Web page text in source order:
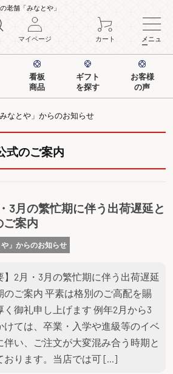
老舗「みなとや」
マイページ カート メニュ
ー
看板
商品
ギフト
を探す
お客様
の声
なとや」からのお知らせ
式のご案内
3月の繁忙期に伴う出荷遅延と
ご案内
や」からのお知らせ
】2月・3月の繁忙期に伴う出荷遅延
のご案内 平素は格別のご高配を賜
く御礼申し上げます 例年2月から3
けては、卒業・入学や進級等のイベ
伴い、ご注文が大変混み合う時期と
おります。当店では可 […]